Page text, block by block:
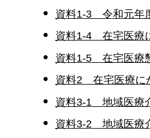
資料1-3 令和元年
資料1-4 在宅医療
資料1-5 在宅医療
資料2 在宅医療に
資料3-1 地域医療
資料3-2 地域医療